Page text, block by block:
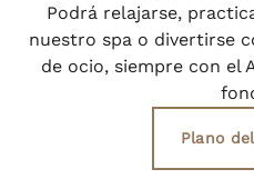
Podrá relajarse,
nuestro spa o divertirse
de ocio, siempre con el
Plano